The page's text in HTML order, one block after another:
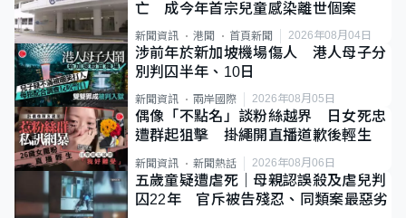
亡 成今年首宗兒童感染離世個案
新聞資訊 港聞 首頁新聞 2026年08月04日
涉前年於新加坡機場傷人 港人母子分
別判囚半年、10日
新聞資訊 兩岸國際 2026年08月05日
偶像「不點名」談粉絲越界 日女死忠
遭群起狙擊 掛繩開直播道歉後輕生
新聞資訊 新聞熱話 2026年08月06日
五歲童疑遭虐死｜母親認誤殺及虐兒判
囚22年 官斥被告殘忍、同類案最惡劣